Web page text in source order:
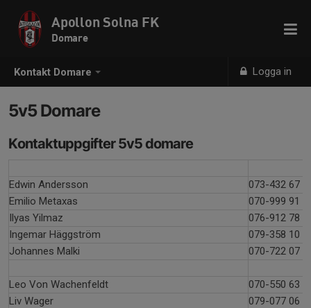
Kontakt Domare Logga in
Apollon Solna FK
Domare
5v5 Domare
Kontaktuppgifter 5v5 domare
Edwin Andersson
073-432 67
Emilio Metaxas
070-999 91
Ilyas Yilmaz
076-912 78
Ingemar Häggström
079-358 10
Johannes Malki
070-722 07
Leo Von Wachenfeldt
070-550 63
Liv Wager
079-077 06